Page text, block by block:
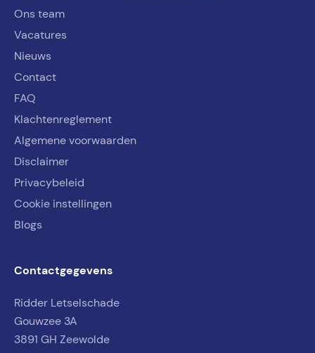
Ons team
Vacatures
Nieuws
Contact
FAQ
Klachtenreglement
Algemene voorwaarden
Disclaimer
Privacybeleid
Cookie instellingen
Blogs
Contactgegevens
Ridder Letselschade
Gouwzee 3A
3891 GH Zeewolde